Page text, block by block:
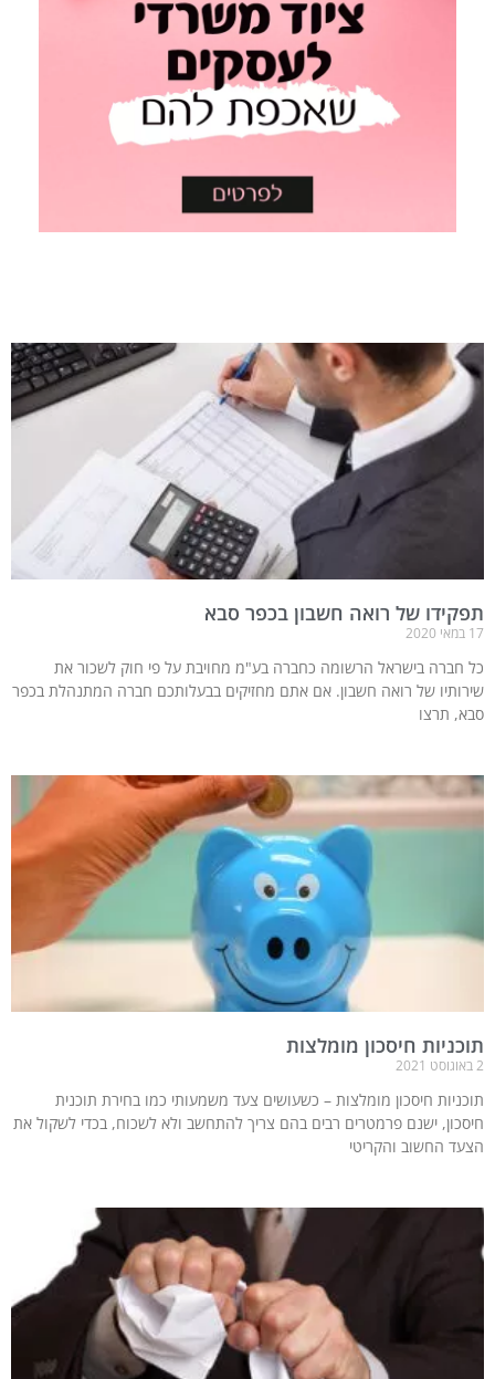
תפקידו של רואה חשבון בכפר סבא
17 במאי 2020
כל חברה בישראל הרשומה כחברה בע"מ מחויבת על פי חוק לשכור את
שירותיו של רואה חשבון. אם אתם מחזיקים בבעלותכם חברה המתנהלת בכפר
סבא, תרצו
תוכניות חיסכון מומלצות
2 באוגוסט 2021
תוכניות חיסכון מומלצות – כשעושים צעד משמעותי כמו בחירת תוכנית
חיסכון, ישנם פרמטרים רבים בהם צריך להתחשב ולא לשכוח, בכדי לשקול את
הצעד החשוב והקריטי